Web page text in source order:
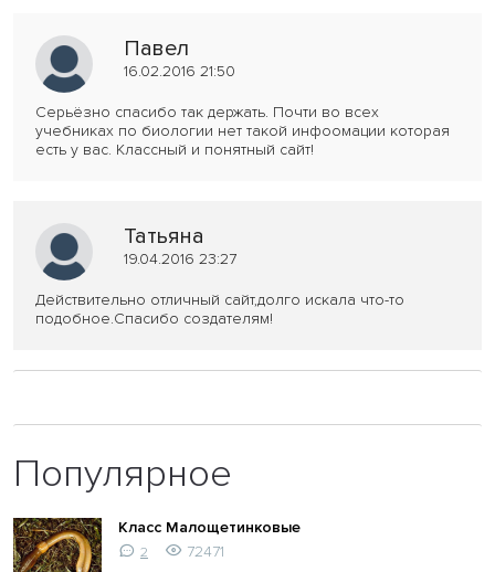
Павел
16.02.2016 21:50
Серьёзно спасибо так держать. Почти во всех
учебниках по биологии нет такой инфоомации которая
есть у вас. Классный и понятный сайт!
Татьяна
19.04.2016 23:27
Действительно отличный сайт,долго искала что-то
подобное.Спасибо создателям!
Популярное
Класс Малощетинковые
2 72471